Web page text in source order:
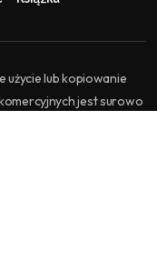
użycie lub kopiowanie
jest surowo